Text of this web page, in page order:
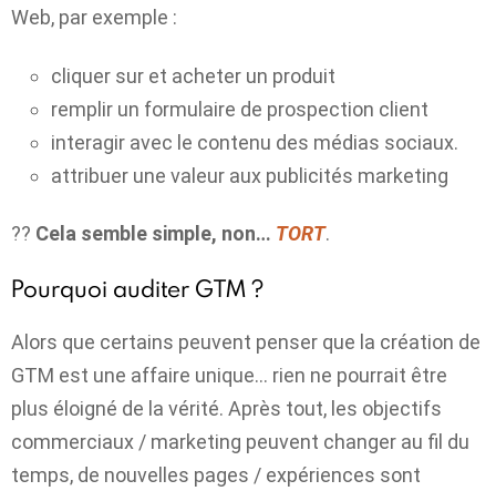
Web, par exemple :
cliquer sur et acheter un produit
remplir un formulaire de prospection client
interagir avec le contenu des médias sociaux.
attribuer une valeur aux publicités marketing
?? Cela semble simple, non… TORT.
Pourquoi auditer GTM ?
Alors que certains peuvent penser que la création de
GTM est une affaire unique… rien ne pourrait être
plus éloigné de la vérité. Après tout, les objectifs
commerciaux / marketing peuvent changer au fil du
temps, de nouvelles pages / expériences sont